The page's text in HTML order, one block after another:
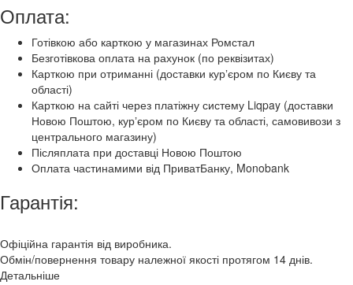
Оплата:
Готівкою або карткою у магазинах Ромстал
Безготівкова оплата на рахунок (по реквізитах)
Карткою при отриманні (доставки курʼєром по Києву та
області)
Карткою на сайті через платіжну систему Liqpay (доставки
Новою Поштою, курʼєром по Києву та області, самовивози з
центрального магазину)
Післяплата при доставці Новою Поштою
Оплата частинамими від ПриватБанку, Monobank
Гарантія:
Офіційна гарантія від виробника.
Обмін/повернення товару належної якості протягом 14 днів.
Детальніше